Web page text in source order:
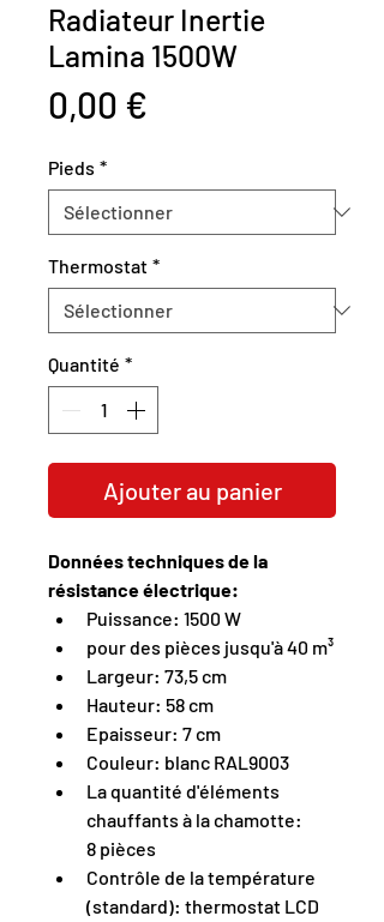
Radiateur Inertie
Lamina 1500W
0,00 €
Pieds *
Thermostat *
Quantité *
Ajouter au panier
Données techniques de la
résistance électrique:
Puissance: 1500 W
pour des pièces jusqu'à 40 m³
Largeur: 73,5 cm
Hauteur: 58 cm
Epaisseur: 7 cm
Couleur: blanc RAL9003
La quantité d'éléments
chauffants à la chamotte:
8 pièces
Contrôle de la température
(standard): thermostat LCD